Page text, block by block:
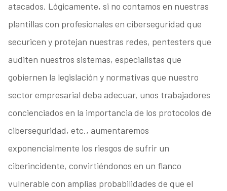
atacados. Lógicamente, si no contamos en nuestras
plantillas con profesionales en ciberseguridad que
securicen y protejan nuestras redes, pentesters que
auditen nuestros sistemas, especialistas que
gobiernen la legislación y normativas que nuestro
sector empresarial deba adecuar, unos trabajadores
concienciados en la importancia de los protocolos de
ciberseguridad, etc., aumentaremos
exponencialmente los riesgos de sufrir un
ciberincidente, convirtiéndonos en un flanco
vulnerable con amplias probabilidades de que el